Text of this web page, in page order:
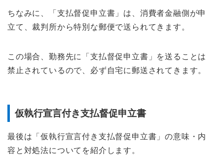
ちなみに、「支払督促申立書」は、消費者金融側が申
立て、裁判所から特別な郵便で送られてきます。
この場合、勤務先に「支払督促申立書」を送ることは
禁止されているので、必ず自宅に郵送されてきます。
仮執行宣言付き支払督促申立書
最後は「仮執行宣言付き支払督促申立書」の意味・内
容と対処法についてを紹介します。